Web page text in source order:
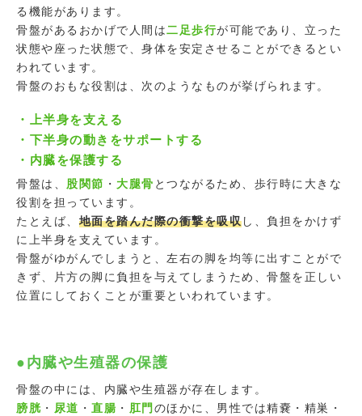
る機能があります。
骨盤があるおかげで人間は二足歩行が可能であり、立った
状態や座った状態で、身体を安定させることができるとい
われています。
骨盤のおもな役割は、次のようなものが挙げられます。
・上半身を支える
・下半身の動きをサポートする
・内臓を保護する
骨盤は、 股関節 ・ 大腿骨 とつながるため、歩行時に大きな
役割を担っています。
たとえば、 地面を踏んだ際の衝撃を吸収し、負担をかけず
に上半身を支えています。
骨盤がゆがんでしまうと、左右の脚を均等に出すことがで
きず、片方の脚に負担を与えてしまうため、骨盤を正しい
位置にしておくことが重要といわれています。
●内臓や生殖器の保護
骨盤の中には、内臓や生殖器が存在します。
膀胱 ・ 尿道 ・ 直腸 ・ 肛門 のほかに、男性では精嚢・精巣・